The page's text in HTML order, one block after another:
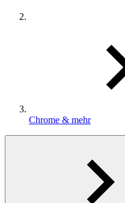
Chrome & mehr